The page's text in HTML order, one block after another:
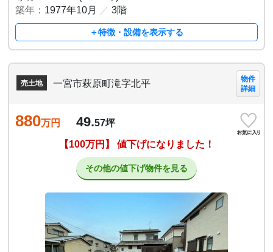
築年： 1977年10月 ／ 3階
＋特徴・設備を表示する
売土地 一宮市萩原町滝字北平
物件
詳細
880万円 49.57坪
【100万円】 値下げになりました！
その他の値下げ物件を見る